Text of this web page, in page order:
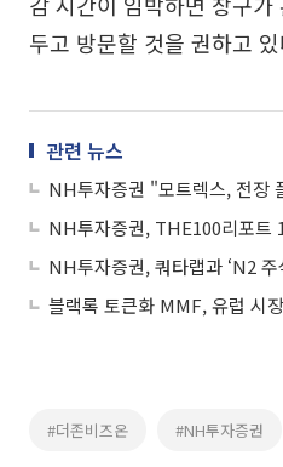
두고 방문할 것을 권하고
관련 뉴스
NH투자증권, THE100리포트
블랙록 토큰화 MMF, 유럽 시
#더존비즈온 #NH투자증권